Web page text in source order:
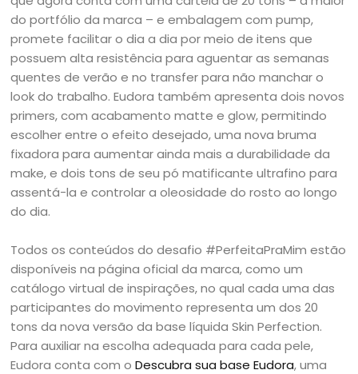
do portfólio da marca – e embalagem com pump,
promete facilitar o dia a dia por meio de itens que
possuem alta resistência para aguentar as semanas
quentes de verão e no transfer para não manchar o
look do trabalho. Eudora também apresenta dois novos
primers, com acabamento matte e glow, permitindo
escolher entre o efeito desejado, uma nova bruma
fixadora para aumentar ainda mais a durabilidade da
make, e dois tons de seu pó matificante ultrafino para
assentá-la e controlar a oleosidade do rosto ao longo
do dia.
Todos os conteúdos do desafio #PerfeitaPraMim estão
disponíveis na página oficial da marca, como um
catálogo virtual de inspirações, no qual cada uma das
participantes do movimento representa um dos 20
tons da nova versão da base líquida Skin Perfection.
Para auxiliar na escolha adequada para cada pele,
Eudora conta com oDescubra sua base Eudora, uma